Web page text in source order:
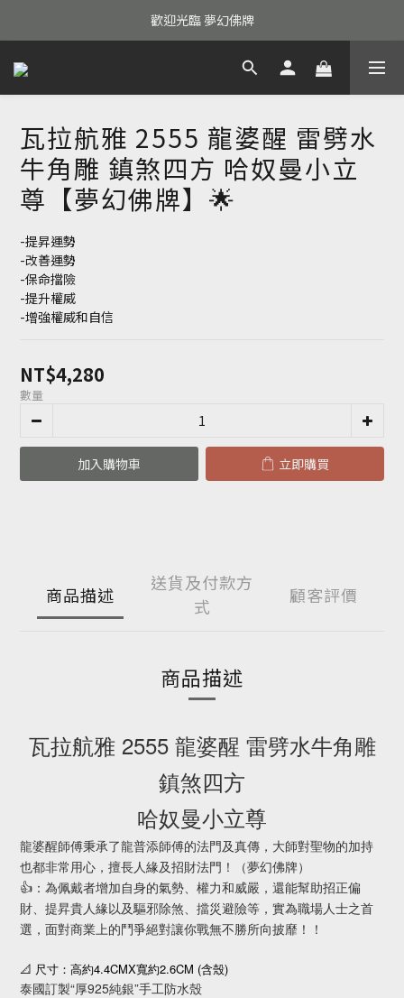
歡迎光臨 夢幻佛牌
瓦拉航雅 2555 龍婆醒 雷劈水
牛角雕 鎮煞四方 哈奴曼小立
尊【夢幻佛牌】🌟
-提昇運勢
-改善運勢
-保命擋險
-提升權威
-增強權威和自信
NT$4,280
數量
加入購物車 立即購買
商品描述
送貨及付款方
式
顧客評價
商品描述
瓦拉航雅 2555 龍婆醒 雷劈水牛角雕
鎮煞四方
哈奴曼小立尊
龍婆醒師傅秉承了龍普添師傅的法門及真傳，大師對聖物的加持
也都非常用心，擅長人緣及招財法門！（夢幻佛牌）
👍：為佩戴者增加自身的氣勢、權力和威嚴，還能幫助招正偏
財、提昇貴人緣以及驅邪除煞、擋災避險等，實為職場人士之首
選，面對商業上的鬥爭絕對讓你戰無不勝所向披靡！！
📐 尺寸：高約4.4CMX寬約2.6CM (含殼)
泰國訂製“厚925純銀”手工防水殼